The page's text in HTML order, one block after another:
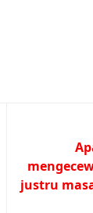
justru